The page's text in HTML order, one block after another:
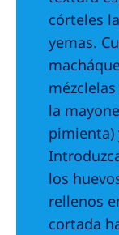
córteles
yemas.
la
pimienta)
los
rellenos
cortada